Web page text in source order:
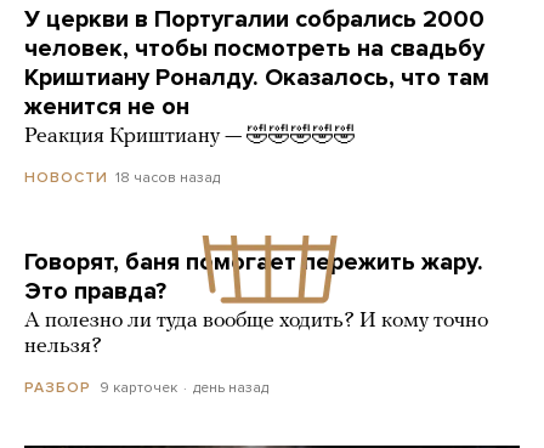
У церкви в Португалии собрались 2000
человек, чтобы посмотреть на свадьбу
Криштиану Роналду. Оказалось, что там
женится не он
Реакция Криштиану — 🤣🤣🤣🤣🤣
НОВОСТИ 18 часов назад
Говорят, баня помогает пережить жару.
Это правда?
А полезно ли туда вообще ходить? И кому точно
нельзя?
РАЗБОР 9 карточек день назад